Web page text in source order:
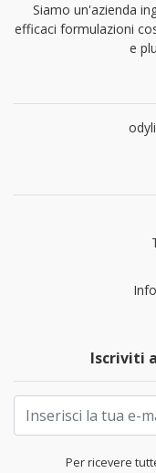
Siamo un'azienda
efficaci formulazioni
e
Iscriviti
Per ricevere